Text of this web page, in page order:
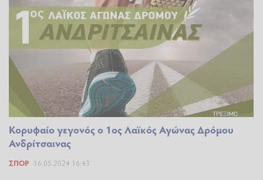
Κορυφαίο γεγονός ο 1ος Λαϊκός Αγώνας Δρόμου
Ανδρίτσαινας
ΣΠΟΡ 16.05.2024 16:43